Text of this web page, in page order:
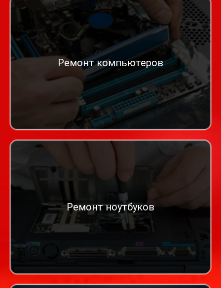
Ремонт компьютеров
Ремонт ноутбуков